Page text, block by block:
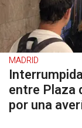
MADRID
entre Plaza
por una